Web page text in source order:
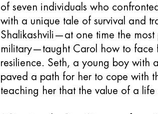
of seven individuals who
with a unique tale of survival and
Shalikashvili—at one time the most
military—taught Carol how to face
resilience. Seth, a young boy with
paved a path for her to cope with
teaching her that the value of a